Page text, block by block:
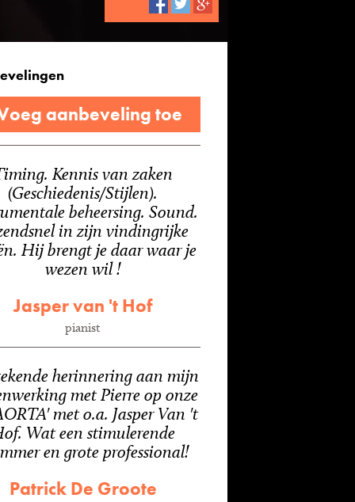
aanbeveling toe
Kennis van zaken
(Geschiedenis/Stijlen).
beheersing. Sound.
in zijn vindingrijke
Hij brengt je daar waar je
wezen wil !
Jasper van 't Hof
pianist
herinnering aan mijn
met Pierre op onze
met o.a. Jasper Van 't
Wat een stimulerende
en grote professional!
Patrick De Groote